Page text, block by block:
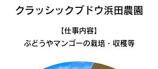
クラッシックブドウ浜田農園
​【仕事内容】
ぶどうやマンゴーの栽培・収穫等